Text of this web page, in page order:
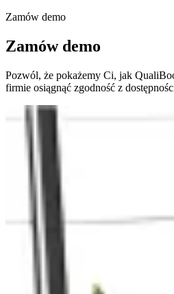
Zamów demo
Zamów demo
Pozwól, że pokażemy Ci, jak
firmie osiągnąć zgodność z